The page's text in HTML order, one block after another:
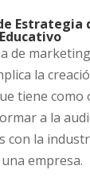
Estrategia
de
la
tiene como
a la
con la
empresa.